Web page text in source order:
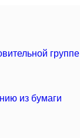
группе
из бумаги